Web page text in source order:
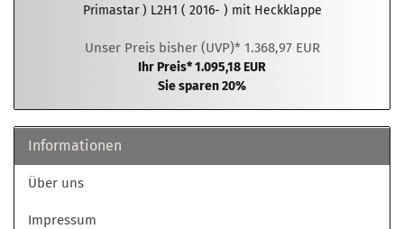
Primastar ) L2H1 ( 2016- ) mit Heckklappe
Unser Preis bisher (UVP)* 1.368,97 EUR
Ihr Preis* 1.095,18 EUR
Sie sparen 20%
Informationen
Über uns
Impressum